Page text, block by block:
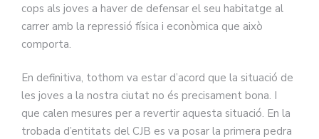
cops als joves a haver de defensar el seu habitatge al
carrer amb la repressió física i econòmica que això
comporta.
En definitiva, tothom va estar d’acord que la situació de
les joves a la nostra ciutat no és precisament bona. I
que calen mesures per a revertir aquesta situació. En la
trobada d’entitats del CJB es va posar la primera pedra